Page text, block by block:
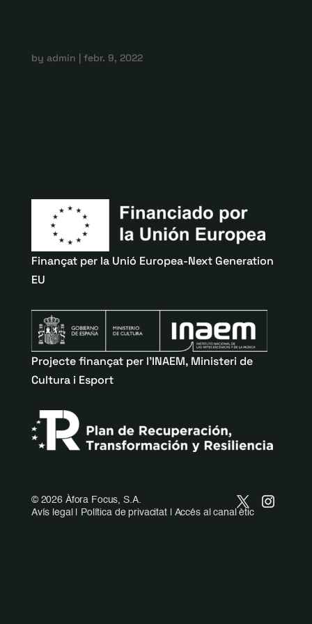
by admin | febr. 9, 2022
Finançat per la Unió Europea-Next Generation
EU
Projecte finançat per l’INAEM, Ministeri de
Cultura i Esport
© 2026 Àfora Focus, S.A.
Avís legal
Política de privacitat| Accés al canal ètic